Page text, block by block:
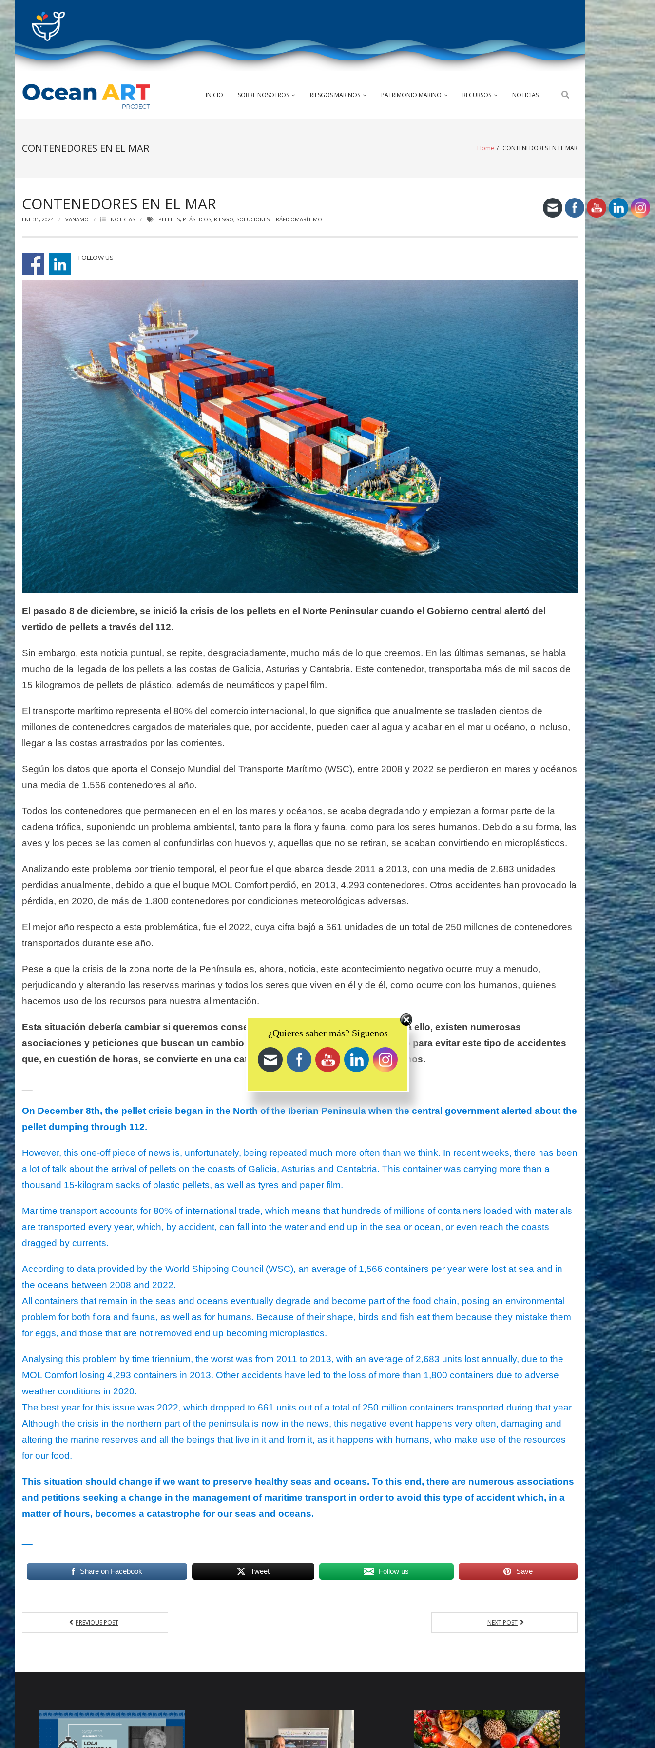
content
INICIO SOBRE NOSOTROS RIESGOS MARINOS PATRIMONIO MARINO RECURSOS NOTICIAS
CONTENEDORES EN EL MAR Home / CONTENEDORES EN EL MAR
CONTENEDORES EN EL MAR
ENE 31, 2024 VANAMO NOTICIAS PELLETS, PLÁSTICOS, RIESGO, SOLUCIONES, TRÁFICOMARÍTIMO
FOLLOW US
El pasado 8 de diciembre, se inició la crisis de los pellets en el Norte Peninsular cuando el Gobierno central alertó del
vertido de pellets a través del 112.
Sin embargo, esta noticia puntual, se repite, desgraciadamente, mucho más de lo que creemos. En las últimas semanas, se habla
mucho de la llegada de los pellets a las costas de Galicia, Asturias y Cantabria. Este contenedor, transportaba más de mil sacos de
15 kilogramos de pellets de plástico, además de neumáticos y papel film.
El transporte marítimo representa el 80% del comercio internacional, lo que significa que anualmente se trasladen cientos de
millones de contenedores cargados de materiales que, por accidente, pueden caer al agua y acabar en el mar u océano, o incluso,
llegar a las costas arrastrados por las corrientes.
Según los datos que aporta el Consejo Mundial del Transporte Marítimo (WSC), entre 2008 y 2022 se perdieron en mares y océanos
una media de 1.566 contenedores al año.
Todos los contenedores que permanecen en el en los mares y océanos, se acaba degradando y empiezan a formar parte de la
cadena trófica, suponiendo un problema ambiental, tanto para la flora y fauna, como para los seres humanos. Debido a su forma, las
aves y los peces se las comen al confundirlas con huevos y, aquellas que no se retiran, se acaban convirtiendo en microplásticos.
Analizando este problema por trienio temporal, el peor fue el que abarca desde 2011 a 2013, con una media de 2.683 unidades
perdidas anualmente, debido a que el buque MOL Comfort perdió, en 2013, 4.293 contenedores. Otros accidentes han provocado la
pérdida, en 2020, de más de 1.800 contenedores por condiciones meteorológicas adversas.
El mejor año respecto a esta problemática, fue el 2022, cuya cifra bajó a 661 unidades de un total de 250 millones de contenedores
transportados durante ese año.
Pese a que la crisis de la zona norte de la Península es, ahora, noticia, este acontecimiento negativo ocurre muy a menudo,
perjudicando y alterando las reservas marinas y todos los seres que viven en él y de él, como ocurre con los humanos, quienes
hacemos uso de los recursos para nuestra alimentación.
Esta situación debería cambiar si queremos conservar sano los mares y océanos. Para ello, existen numerosas
asociaciones y peticiones que buscan un cambio en la gestión del transporte marítimo para evitar este tipo de accidentes
que, en cuestión de horas, se convierte en una catástrofe para nuestros mares y océanos.
On December 8th, the pellet crisis began in the North of the Iberian Peninsula when the central government alerted about the
pellet dumping through 112.
However, this one-off piece of news is, unfortunately, being repeated much more often than we think. In recent weeks, there has been
a lot of talk about the arrival of pellets on the coasts of Galicia, Asturias and Cantabria. This container was carrying more than a
thousand 15-kilogram sacks of plastic pellets, as well as tyres and paper film.
Maritime transport accounts for 80% of international trade, which means that hundreds of millions of containers loaded with materials
are transported every year, which, by accident, can fall into the water and end up in the sea or ocean, or even reach the coasts
dragged by currents.
According to data provided by the World Shipping Council (WSC), an average of 1,566 containers per year were lost at sea and in
the oceans between 2008 and 2022.
All containers that remain in the seas and oceans eventually degrade and become part of the food chain, posing an environmental
problem for both flora and fauna, as well as for humans. Because of their shape, birds and fish eat them because they mistake them
for eggs, and those that are not removed end up becoming microplastics.
Analysing this problem by time triennium, the worst was from 2011 to 2013, with an average of 2,683 units lost annually, due to the
MOL Comfort losing 4,293 containers in 2013. Other accidents have led to the loss of more than 1,800 containers due to adverse
weather conditions in 2020.
The best year for this issue was 2022, which dropped to 661 units out of a total of 250 million containers transported during that year.
Although the crisis in the northern part of the peninsula is now in the news, this negative event happens very often, damaging and
altering the marine reserves and all the beings that live in it and from it, as it happens with humans, who make use of the resources
for our food.
This situation should change if we want to preserve healthy seas and oceans. To this end, there are numerous associations
and petitions seeking a change in the management of maritime transport in order to avoid this type of accident which, in a
matter of hours, becomes a catastrophe for our seas and oceans.
Share on Facebook Tweet Follow us Save
PREVIOUS POST NEXT POST
¿Quieres saber más? Síguenos
Set Youtube Channel ID